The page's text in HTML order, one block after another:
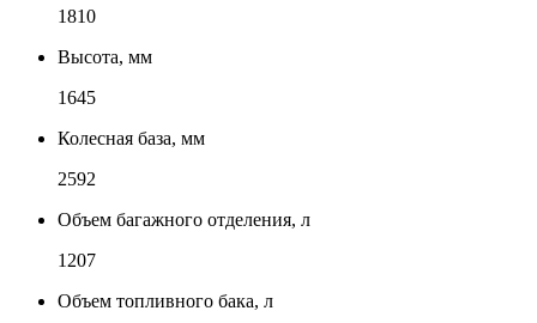
1810
Высота, мм
1645
Колесная база, мм
2592
Объем багажного отделения, л
1207
Объем топливного бака, л